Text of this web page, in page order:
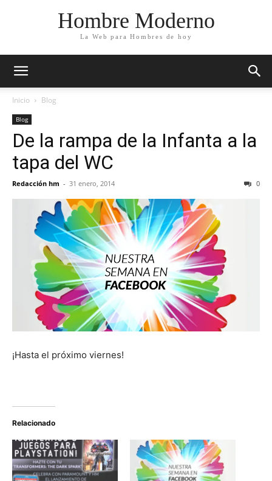
Hombre Moderno
La Web para Hombres de hoy
Inicio Blog
Blog
De la rampa de la Infanta a la
tapa del WC
Redacción hm - 31 enero, 2014 0
¡Hasta el próximo viernes!
Relacionado